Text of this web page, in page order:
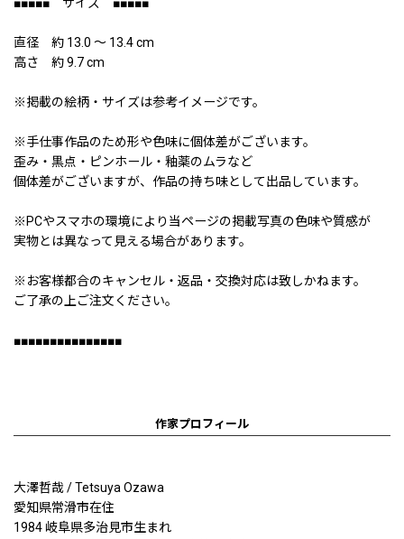
直径 約 13.0 〜 13.4 cm
高さ 約 9.7 cm
※掲載の絵柄・サイズは参考イメージです。
※手仕事作品のため形や色味に個体差がございます。
歪み・黒点・ピンホール・釉薬のムラなど
個体差がございますが、作品の持ち味として出品しています。
※PCやスマホの環境により当ページの掲載写真の色味や質感が
実物とは異なって見える場合があります。
※お客様都合のキャンセル・返品・交換対応は致しかねます。
ご了承の上ご注文ください。
■■■■■■■■■■■■■■■
作家プロフィール
大澤哲哉 / Tetsuya Ozawa
愛知県常滑市在住
1984 岐阜県多治見市生まれ